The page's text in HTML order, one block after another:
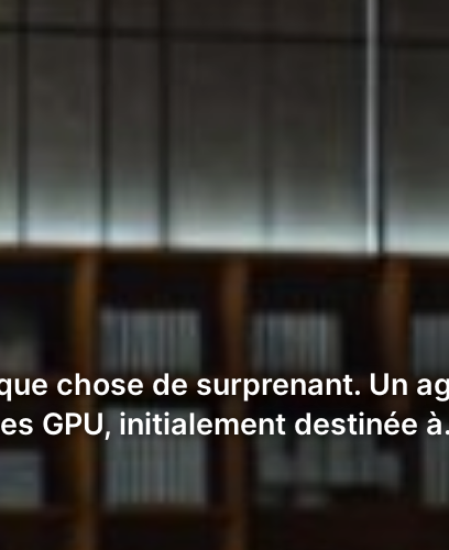
chose de surprenant. Un
GPU, initialement destinée